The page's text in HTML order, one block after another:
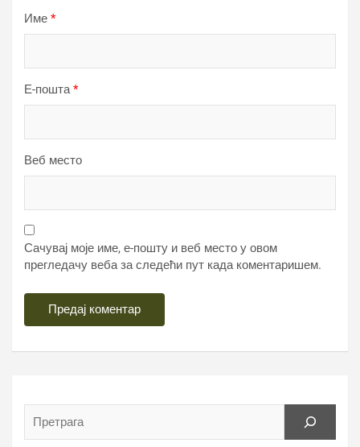
Име *
Е-пошта*
Веб место
Сачувај моје име, е-пошту и веб место у овом
прегледачу веба за следећи пут када коментаришем.